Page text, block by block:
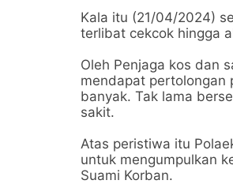
Kala itu (21/04/2024)
terlibat cekcok hingga
Oleh Penjaga kos dan
mendapat pertolongan
banyak. Tak lama
sakit.
Atas peristiwa itu
untuk mengumpulkan
Suami Korban.